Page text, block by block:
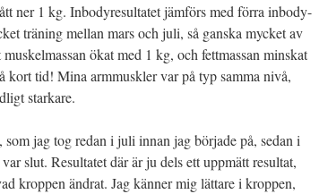
ner 1 kg. Inbodyresultatet jämförs med förra inbody-
träning mellan mars och juli, så ganska mycket av
ökat med 1 kg, och fettmassan minskat
kort tid! Mina armmuskler var på typ samma nivå,
starkare.
jag tog redan i juli innan jag började på, sedan i
slut. Resultatet där är ju dels ett uppmätt resultat,
kroppen ändrat. Jag känner mig lättare i kroppen,